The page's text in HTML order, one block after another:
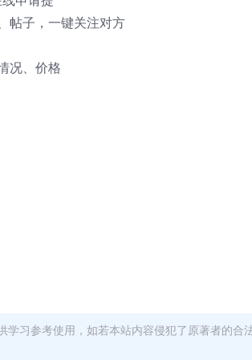
帖子，一键关注对方
况、价格
习参考使用，如若本站内容侵犯了原著者的合